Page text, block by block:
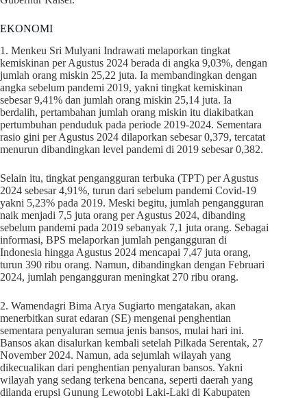
EKONOMI
1. Menkeu Sri Mulyani Indrawati melaporkan tingkat
kemiskinan per Agustus 2024 berada di angka 9,03%, dengan
jumlah orang miskin 25,22 juta. Ia membandingkan dengan
angka sebelum pandemi 2019, yakni tingkat kemiskinan
sebesar 9,41% dan jumlah orang miskin 25,14 juta. Ia
berdalih, pertambahan jumlah orang miskin itu diakibatkan
pertumbuhan penduduk pada periode 2019-2024. Sementara
rasio gini per Agustus 2024 dilaporkan sebesar 0,379, tercatat
menurun dibandingkan level pandemi di 2019 sebesar 0,382.
Selain itu, tingkat pengangguran terbuka (TPT) per Agustus
2024 sebesar 4,91%, turun dari sebelum pandemi Covid-19
yakni 5,23% pada 2019. Meski begitu, jumlah pengangguran
naik menjadi 7,5 juta orang per Agustus 2024, dibanding
sebelum pandemi pada 2019 sebanyak 7,1 juta orang. Sebagai
informasi, BPS melaporkan jumlah pengangguran di
Indonesia hingga Agustus 2024 mencapai 7,47 juta orang,
turun 390 ribu orang. Namun, dibandingkan dengan Februari
2024, jumlah pengangguran meningkat 270 ribu orang.
2. Wamendagri Bima Arya Sugiarto mengatakan, akan
menerbitkan surat edaran (SE) mengenai penghentian
sementara penyaluran semua jenis bansos, mulai hari ini.
Bansos akan disalurkan kembali setelah Pilkada Serentak, 27
November 2024. Namun, ada sejumlah wilayah yang
dikecualikan dari penghentian penyaluran bansos. Yakni
wilayah yang sedang terkena bencana, seperti daerah yang
dilanda erupsi Gunung Lewotobi Laki-Laki di Kabupaten